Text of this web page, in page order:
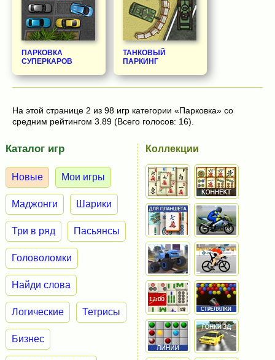
ПАРКОВКА
СУПЕРКАРОВ
ТАНКОВЫЙ
ПАРКИНГ
На этой странице 2 из 98 игр категории «Парковка» со
средним рейтингом 3.89 (Всего голосов: 16).
Каталог игр
Новые Мои игры
Маджонги Шарики
Три в ряд Пасьянсы
Головоломки
Найди слова
Логические Тетрисы
Бизнес
Коллекции